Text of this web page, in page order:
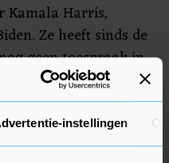
instellingen
Kamala Harris,
Ze heeft sinds de
geen toespraak in